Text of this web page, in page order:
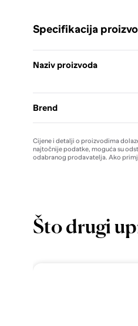
Specifikacija
Naziv proizvoda
Brend
Cijene i detalji o proizvodima
najtočnije podatke, moguća su
odabranog prodavatelja. Ako
Što drugi